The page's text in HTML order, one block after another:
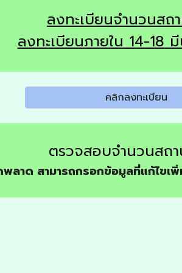
ลงทะเบียนจำนวนสถ
ลงทะเบียนภายใน 14-18
คลิกลงทะเบียน
ตรวจสอบจำนวนสถ
ลาด สามารถกรอกข้อมูลที่แก้ไขเ